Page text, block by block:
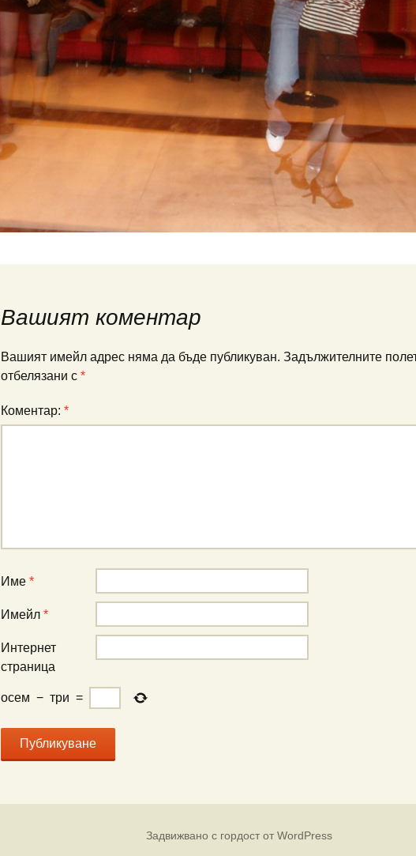
Вашият коментар
Вашият имейл адрес няма да бъде публикуван. Задължителните
отбелязани с *
Коментар: *
Име *
Имейл *
Интернет
страница
осем − три =
Задвижвано с гордост от WordPress